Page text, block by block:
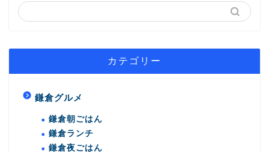
カテゴリー
鎌倉グルメ
鎌倉朝ごはん
鎌倉ランチ
鎌倉夜ごはん